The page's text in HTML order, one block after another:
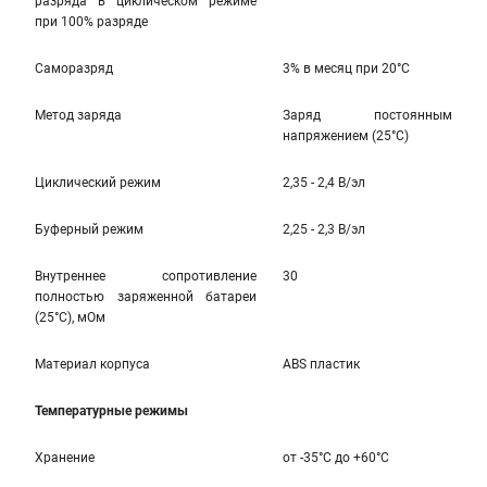
при 100% разряде
Саморазряд 3% в месяц при 20°С
Метод заряда
Заряд постоянным
напряжением (25°С)
Циклический режим 2,35 - 2,4 В/эл
Буферный режим 2,25 - 2,3 В/эл
Внутреннее сопротивление
полностью заряженной батареи
(25°С), мОм
30
Материал корпуса ABS пластик
Температурные режимы
Хранение от -35°С до +60°С